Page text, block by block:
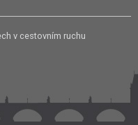
v cestovním ruchu